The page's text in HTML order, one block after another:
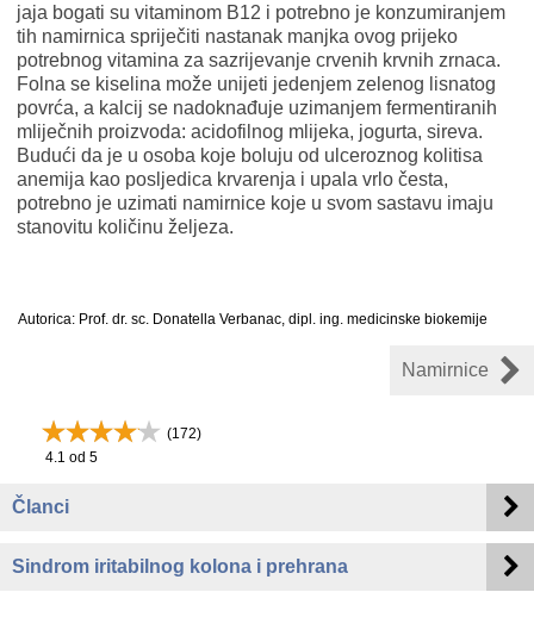
jaja bogati su vitaminom B12 i potrebno je konzumiranjem
tih namirnica spriječiti nastanak manjka ovog prijeko
potrebnog vitamina za sazrijevanje crvenih krvnih zrnaca.
Folna se kiselina može unijeti jedenjem zelenog lisnatog
povrća, a kalcij se nadoknađuje uzimanjem fermentiranih
mliječnih proizvoda: acidofilnog mlijeka, jogurta, sireva.
Budući da je u osoba koje boluju od ulceroznog kolitisa
anemija kao posljedica krvarenja i upala vrlo česta,
potrebno je uzimati namirnice koje u svom sastavu imaju
stanovitu količinu željeza.
Autorica: Prof. dr. sc. Donatella Verbanac, dipl. ing. medicinske biokemije
Namirnice
(172)
4.1 od 5
Članci
Sindrom iritabilnog kolona i prehrana